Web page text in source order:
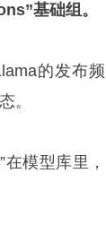
基础组。
的发布频
。
模型库里，